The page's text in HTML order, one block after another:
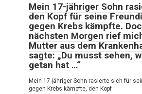
Mein 17-jähriger Sohn
den Kopf für seine
gegen Krebs kämpfte.
nächsten Morgen rief
Mutter aus dem
sagte: „Du musst sehen,
getan hat …“
Mein 17-jähriger Sohn rasierte sich für
gegen Krebs kämpfte, den Kopf